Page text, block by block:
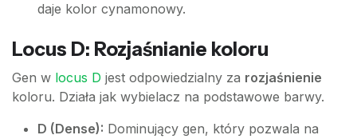
daje kolor cynamonowy.
Locus D: Rozjaśnianie koloru
Gen w locus D jest odpowiedzialny za rozjaśnienie
koloru. Działa jak wybielacz na podstawowe barwy.
D (Dense): Dominujący gen, który pozwala na